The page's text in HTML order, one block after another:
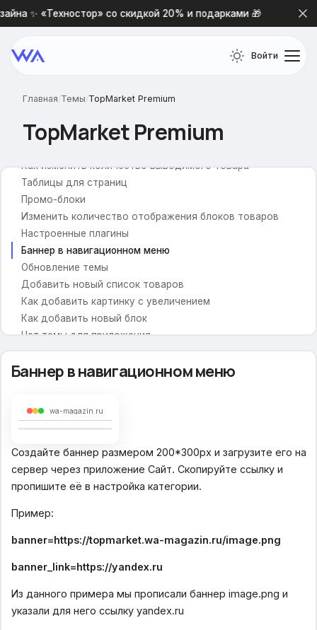
✨ «Техностор» со скидкой 20% и подарками 🎁
Войти
Главная/Темы/TopMarket Premium
TopMarket Premium
Настройки темы TopMarket
Не обновляется логотип
Как включить фильтр в каталоге?
Как изменить количество выводимого товара
Таблицы для страниц
Промо-блоки
Изменить количество отображения блоков товаров
Настроенные плагины
Баннер в навигационном меню
Обновление темы
Добавить новый список товаров
Как добавить картинку с увеличением
Как добавить новый блок
Нет темы для приложения
Модификации
Общие настройки
В избранное
В сравнение
Выпадающая корзина
Теги товаров
Настройки дизайна и цвета
Основной шрифт
Цветовая схема сайта
Баннер в навигационном меню
wa-magazin.ru
Создайте баннер размером 200*300px и загрузите его на
сервер через приложение Сайт. Скопируйте ссылку и
пропишите её в настройка категории.
Пример:
banner=https://topmarket.wa-magazin.ru/image.png
banner_link=https://yandex.ru
Из данного примера мы прописали баннер image.png и
указали для него ссылку yandex.ru